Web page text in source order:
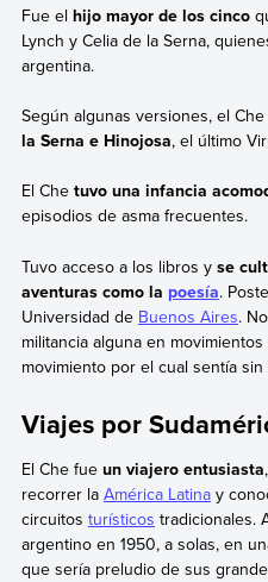
Fue el hijo mayor de los cinco
Lynch y Celia de la Serna,
argentina.
Según algunas versiones, el Che
la Serna e Hinojosa, el último
El Che tuvo una infancia
episodios de asma frecuentes.
Tuvo acceso a los libros y se
aventuras como la poesía.
Universidad de Buenos Aires.
militancia alguna en
movimiento por el cual sentía
Viajes por
El Che fue un viajero entusiasta
recorrer la América Latinay
circuitos turísticos tradicionales.
argentino en 1950, a solas, en
que sería preludio de sus